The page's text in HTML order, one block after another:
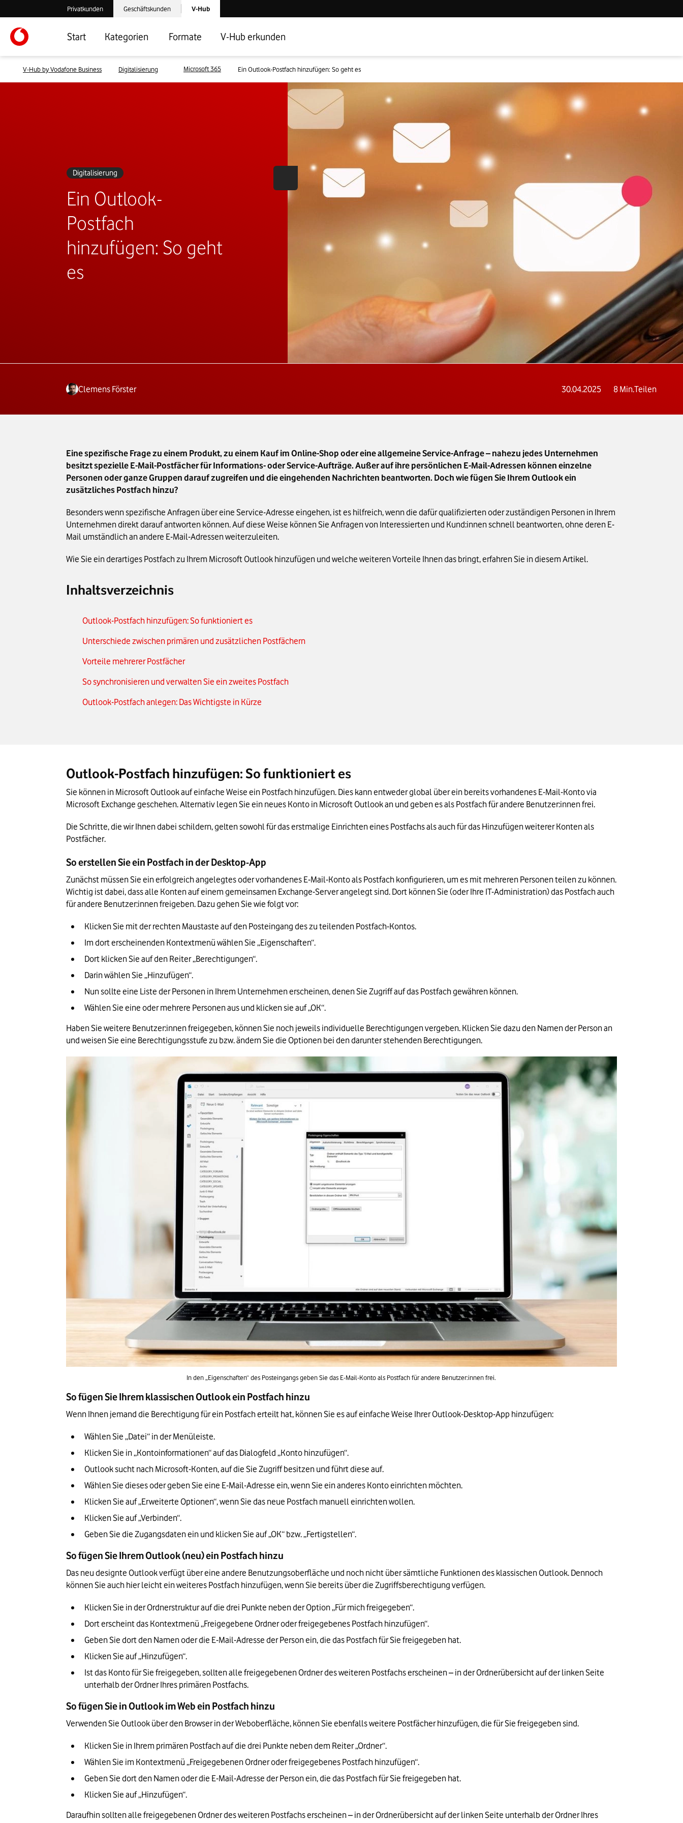
Verlassen der V-Hub Webseite: Zum Privatkundenbereich
Privatkunden Verlassen der V-Hub Webseite: Zum Geschäftskundenbereich
Geschäftskunden Laden der V-Hub Startseite
V-Hub
Start Kategorien Formate V-Hub erkunden
V-Hub by Vodafone Business Digitalisierung Microsoft 365 Ein Outlook-Postfach hinzufügen: So geht es
Digitalisierung
Ein Outlook-
Postfach
hinzufügen: So geht
es
Clemens Förster 30.04.2025 8Min.Teilen
Eine spezifische Frage zu einem Produkt, zu einem Kauf im Online-Shop oder eine allgemeine Service-Anfrage – nahezu jedes Unternehmen
besitzt spezielle E-Mail-Postfächer für Informations- oder Service-Aufträge. Außer auf ihre persönlichen E-Mail-Adressen können einzelne
Personen oder ganze Gruppen darauf zugreifen und die eingehenden Nachrichten beantworten. Doch wie fügen Sie Ihrem Outlook ein
zusätzliches Postfach hinzu?
Besonders wenn spezifische Anfragen über eine Service-Adresse eingehen, ist es hilfreich, wenn die dafür qualifizierten oder zuständigen Personen in Ihrem
Unternehmen direkt darauf antworten können. Auf diese Weise können Sie Anfragen von Interessierten und Kund:innen schnell beantworten, ohne deren E-
Mail umständlich an andere E-Mail-Adressen weiterzuleiten.
Wie Sie ein derartiges Postfach zu Ihrem Microsoft Outlook hinzufügen und welche weiteren Vorteile Ihnen das bringt, erfahren Sie in diesem Artikel.
Inhaltsverzeichnis
Outlook-Postfach hinzufügen: So funktioniert es
Unterschiede zwischen primären und zusätzlichen Postfächern
Vorteile mehrerer Postfächer
So synchronisieren und verwalten Sie ein zweites Postfach
Outlook-Postfach anlegen: Das Wichtigste in Kürze
Outlook-Postfach hinzufügen: So funktioniert es
Sie können in Microsoft Outlook auf einfache Weise ein Postfach hinzufügen. Dies kann entweder global über ein bereits vorhandenes E-Mail-Konto via
Microsoft Exchange geschehen. Alternativ legen Sie ein neues Konto in Microsoft Outlook an und geben es als Postfach für andere Benutzer:innen frei.
Die Schritte, die wir Ihnen dabei schildern, gelten sowohl für das erstmalige Einrichten eines Postfachs als auch für das Hinzufügen weiterer Konten als
Postfächer.
So erstellen Sie ein Postfach in der Desktop-App
Zunächst müssen Sie ein erfolgreich angelegtes oder vorhandenes E-Mail-Konto als Postfach konfigurieren, um es mit mehreren Personen teilen zu können.
Wichtig ist dabei, dass alle Konten auf einem gemeinsamen Exchange-Server angelegt sind. Dort können Sie (oder Ihre IT-Administration) das Postfach auch
für andere Benutzer:innen freigeben. Dazu gehen Sie wie folgt vor:
Klicken Sie mit der rechten Maustaste auf den Posteingang des zu teilenden Postfach-Kontos.
Im dort erscheinenden Kontextmenü wählen Sie „Eigenschaften“.
Dort klicken Sie auf den Reiter „Berechtigungen“.
Darin wählen Sie „Hinzufügen“.
Nun sollte eine Liste der Personen in Ihrem Unternehmen erscheinen, denen Sie Zugriff auf das Postfach gewähren können.
Wählen Sie eine oder mehrere Personen aus und klicken sie auf „OK“.
Haben Sie weitere Benutzer:innen freigegeben, können Sie noch jeweils individuelle Berechtigungen vergeben. Klicken Sie dazu den Namen der Person an
und weisen Sie eine Berechtigungsstufe zu bzw. ändern Sie die Optionen bei den darunter stehenden Berechtigungen.
In den „Eigenschaften“ des Posteingangs geben Sie das E-Mail-Konto als Postfach für andere Benutzer:innen frei.
So fügen Sie Ihrem klassischen Outlook ein Postfach hinzu
Wenn Ihnen jemand die Berechtigung für ein Postfach erteilt hat, können Sie es auf einfache Weise Ihrer Outlook-Desktop-App hinzufügen:
Wählen Sie „Datei“ in der Menüleiste.
Klicken Sie in „Kontoinformationen“ auf das Dialogfeld „Konto hinzufügen“.
Outlook sucht nach Microsoft-Konten, auf die Sie Zugriff besitzen und führt diese auf.
Wählen Sie dieses oder geben Sie eine E-Mail-Adresse ein, wenn Sie ein anderes Konto einrichten möchten.
Klicken Sie auf „Erweiterte Optionen“, wenn Sie das neue Postfach manuell einrichten wollen.
Klicken Sie auf „Verbinden“.
Geben Sie die Zugangsdaten ein und klicken Sie auf „OK“ bzw. „Fertigstellen“.
So fügen Sie Ihrem Outlook (neu) ein Postfach hinzu
Das neu designte Outlook verfügt über eine andere Benutzungsoberfläche und noch nicht über sämtliche Funktionen des klassischen Outlook. Dennoch
können Sie auch hier leicht ein weiteres Postfach hinzufügen, wenn Sie bereits über die Zugriffsberechtigung verfügen.
Klicken Sie in der Ordnerstruktur auf die drei Punkte neben der Option „Für mich freigegeben“.
Dort erscheint das Kontextmenü „Freigegebene Ordner oder freigegebenes Postfach hinzufügen“.
Geben Sie dort den Namen oder die E-Mail-Adresse der Person ein, die das Postfach für Sie freigegeben hat.
Klicken Sie auf „Hinzufügen“.
Ist das Konto für Sie freigegeben, sollten alle freigegebenen Ordner des weiteren Postfachs erscheinen – in der Ordnerübersicht auf der linken Seite
unterhalb der Ordner Ihres primären Postfachs.
So fügen Sie in Outlook im Web ein Postfach hinzu
Verwenden Sie Outlook über den Browser in der Weboberfläche, können Sie ebenfalls weitere Postfächer hinzufügen, die für Sie freigegeben sind.
Klicken Sie in Ihrem primären Postfach auf die drei Punkte neben dem Reiter „Ordner“.
Wählen Sie im Kontextmenü „Freigegebenen Ordner oder freigegebenes Postfach hinzufügen“.
Geben Sie dort den Namen oder die E-Mail-Adresse der Person ein, die das Postfach für Sie freigegeben hat.
Klicken Sie auf „Hinzufügen“.
Daraufhin sollten alle freigegebenen Ordner des weiteren Postfachs erscheinen – in der Ordnerübersicht auf der linken Seite unterhalb der Ordner Ihres